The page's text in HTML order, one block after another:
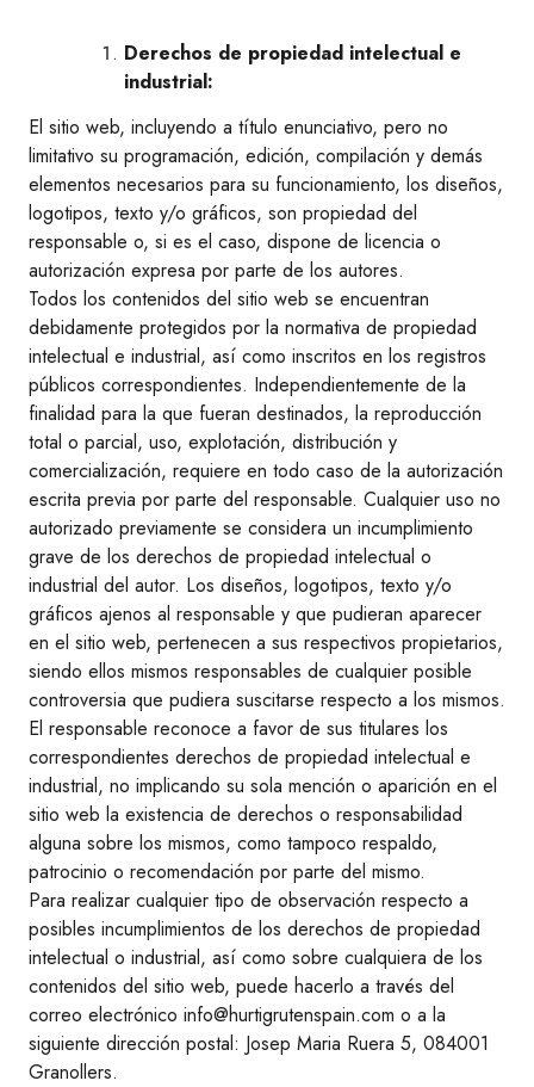
Derechos de propiedad intelectual e
industrial:
El sitio web, incluyendo a título enunciativo, pero no
limitativo su programación, edición, compilación y demás
elementos necesarios para su funcionamiento, los diseños,
logotipos, texto y/o gráficos, son propiedad del
responsable o, si es el caso, dispone de licencia o
autorización expresa por parte de los autores.
Todos los contenidos del sitio web se encuentran
debidamente protegidos por la normativa de propiedad
intelectual e industrial, así como inscritos en los registros
públicos correspondientes. Independientemente de la
finalidad para la que fueran destinados, la reproducción
total o parcial, uso, explotación, distribución y
comercialización, requiere en todo caso de la autorización
escrita previa por parte del responsable. Cualquier uso no
autorizado previamente se considera un incumplimiento
grave de los derechos de propiedad intelectual o
industrial del autor. Los diseños, logotipos, texto y/o
gráficos ajenos al responsable y que pudieran aparecer
en el sitio web, pertenecen a sus respectivos propietarios,
siendo ellos mismos responsables de cualquier posible
controversia que pudiera suscitarse respecto a los mismos.
El responsable reconoce a favor de sus titulares los
correspondientes derechos de propiedad intelectual e
industrial, no implicando su sola mención o aparición en el
sitio web la existencia de derechos o responsabilidad
alguna sobre los mismos, como tampoco respaldo,
patrocinio o recomendación por parte del mismo.
Para realizar cualquier tipo de observación respecto a
posibles incumplimientos de los derechos de propiedad
intelectual o industrial, así como sobre cualquiera de los
contenidos del sitio web, puede hacerlo a través del
correo electrónico info@hurtigrutenspain.com o a la
siguiente dirección postal: Josep Maria Ruera 5, 084001
Granollers.